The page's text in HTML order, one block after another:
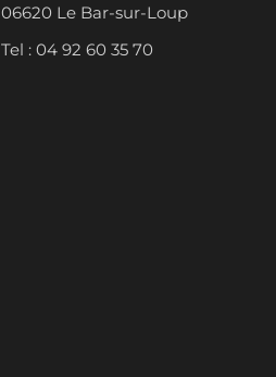
06620 Le Bar-sur-Loup
Tel : 04 92 60 35 70